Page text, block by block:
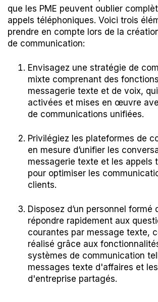
que les PME peuvent oublier
appels téléphoniques. Voici trois
prendre en compte lors de la
de communication:
Envisagez une stratégie de
mixte comprenant des
messagerie texte et de voix,
activées et mises en œuvre
de communications unifiées.
Privilégiez les plateformes de
en mesure d’unifier les
messagerie texte et les appels
pour optimiser les
clients.
Disposez d’un personnel formé
répondre rapidement aux
courantes par message texte,
réalisé grâce aux
systèmes de communication
messages texte d'affaires et
d'entreprise partagés.